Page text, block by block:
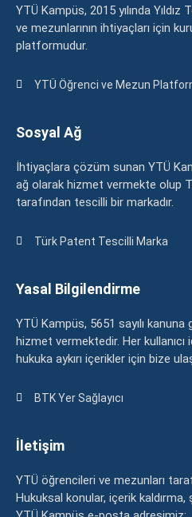
YTÜ Kampüs, 2015 yılında
ve mezunlarının ihtiyaçları için
platformudur.
YTÜ Öğrenci ve Mezun
Sosyal Ağ
İhtiyaçlara çözüm sunan YTÜ
ağ olarak hizmet vermekte olup
tarafından tescilli bir markadır.
Türk Patent Tescilli Marka
Yasal Bilgilendirme
YTÜ Kampüs, 5651 sayılı kanuna
hizmet vermektedir. Her kullanıcı
hukuka aykırı içerikler için bize
BTK Yer Sağlayıcı
İletişim
YTÜ öğrencileri ve mezunları
Hukuksal konular, içerik